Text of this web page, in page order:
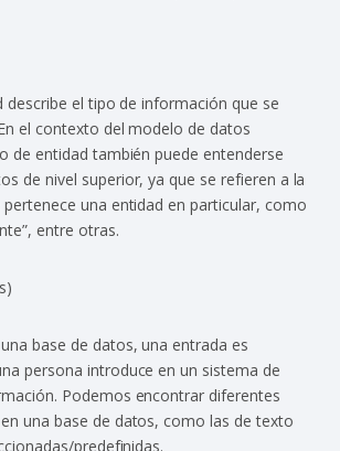
describe el tipo de información que se
el contexto del modelo de datos
de entidad también puede entenderse
de nivel superior, ya que se refieren a la
una entidad en particular, como
entre otras.
base de datos, una entrada es
persona introduce en un sistema de
Podemos encontrar diferentes
una base de datos, como las de texto
predefinidas.